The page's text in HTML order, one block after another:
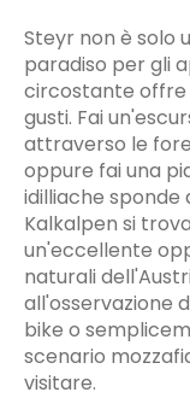
Steyr non è solo
paradiso per gli
circostante offre
gusti. Fai
attraverso le
oppure fai una
idilliache sponde
Kalkalpen si
un'eccellente
naturali
all'osservazione
bike o
scenario
visitare.